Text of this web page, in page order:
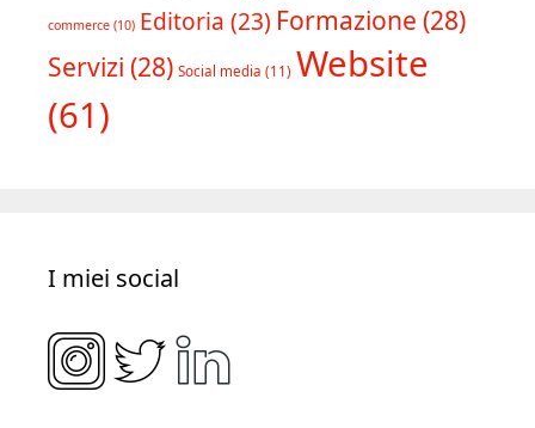
commerce (10) Editoria (23) Formazione (28)
Servizi (28) Social media (11) Website
(61)
I miei social